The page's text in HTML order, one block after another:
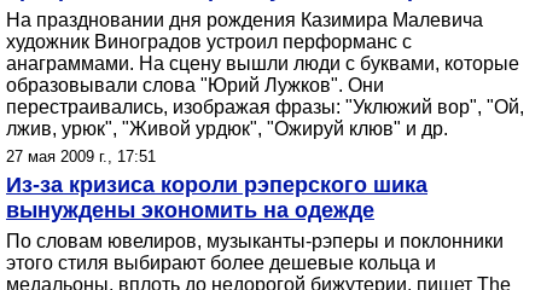
На праздновании дня рождения Казимира Малевича
художник Виноградов устроил перформанс с
анаграммами. На сцену вышли люди с буквами, которые
образовывали слова "Юрий Лужков". Они
перестраивались, изображая фразы: "Уклюжий вор", "Ой,
лжив, урюк", "Живой урдюк", "Ожируй клюв" и др.
27 мая 2009 г., 17:51
Из-за кризиса короли рэперского шика
вынуждены экономить на одежде
По словам ювелиров, музыканты-рэперы и поклонники
этого стиля выбирают более дешевые кольца и
медальоны, вплоть до недорогой бижутерии, пишет The